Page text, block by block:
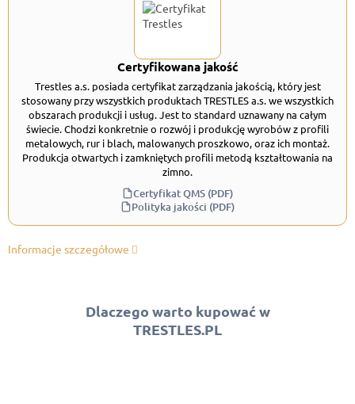
Certyfikowana jakość
Trestles a.s. posiada certyfikat zarządzania jakością, który jest
stosowany przy wszystkich produktach TRESTLES a.s. we wszystkich
obszarach produkcji i usług. Jest to standard uznawany na całym
świecie. Chodzi konkretnie o rozwój i produkcję wyrobów z profili
metalowych, rur i blach, malowanych proszkowo, oraz ich montaż.
Produkcja otwartych i zamkniętych profili metodą kształtowania na
zimno.
Certyfikat QMS (PDF)
Polityka jakości (PDF)
Informacje szczegółowe
Dlaczego warto kupować w
TRESTLES.PL